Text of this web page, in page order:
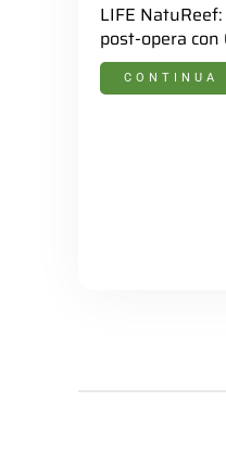
LIFE
post-opera con
CONTINUA